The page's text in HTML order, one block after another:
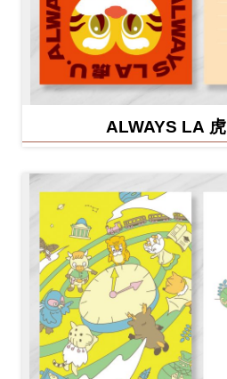
ALWAYS LA